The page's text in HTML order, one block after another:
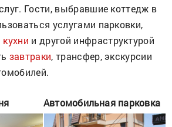
Гости, выбравшие коттедж в
услугами парковки,
и другой инфраструктурой
завтраки, трансфер, экскурсии
Автомобильная парковка